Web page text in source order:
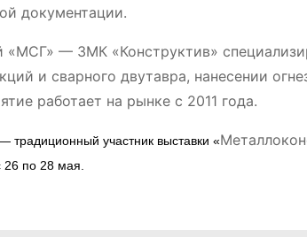
документации.
«МСГ» — ЗМК «Конструктив»
и сварного двутавра, нанесении
работает на рынке с 2011 года.
традиционный участник выставки «
по 28 мая.